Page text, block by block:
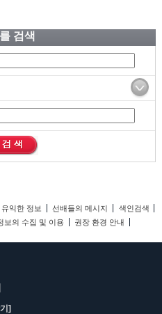
검색
익한 정보 선배들의 메시지
색인검색
보의 수집 및 이용 권장 환경 안내
]